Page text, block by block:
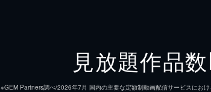
見放題作品数
※GEM Partners調べ/2026年7⽉ 国内の主要な定額制動画配信サービスにお